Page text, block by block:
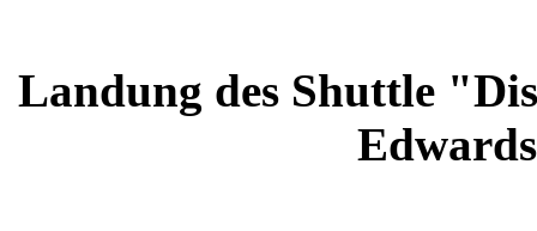
Landung des Shuttle